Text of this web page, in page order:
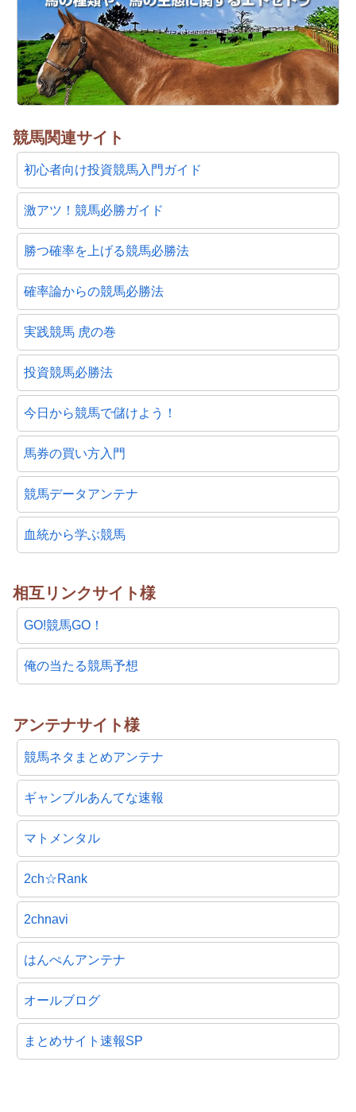
競馬関連サイト
初心者向け投資競馬入門ガイド
激アツ！競馬必勝ガイド
勝つ確率を上げる競馬必勝法
確率論からの競馬必勝法
実践競馬 虎の巻
投資競馬必勝法
今日から競馬で儲けよう！
馬券の買い方入門
競馬データアンテナ
血統から学ぶ競馬
相互リンクサイト様
GO!競馬GO！
俺の当たる競馬予想
アンテナサイト様
競馬ネタまとめアンテナ
ギャンブルあんてな速報
マトメンタル
2ch☆Rank
2chnavi
はんぺんアンテナ
オールブログ
まとめサイト速報SP